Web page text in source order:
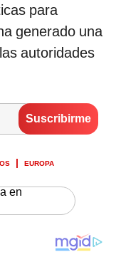
para
generado una
autoridades
EUROPA
en